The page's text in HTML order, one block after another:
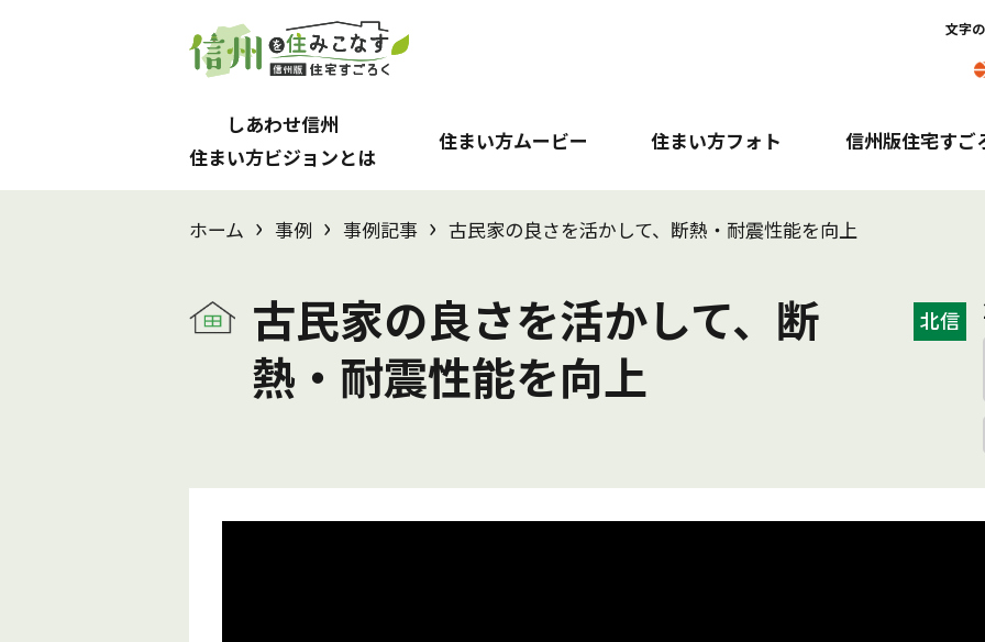
文字
しあわせ信州
住まい方ビジョンとは
住まい方ムービー 住まい方フォト 信州版住宅すご
ホーム › 事例 › 事例記事 › 古民家の良さを活かして、断熱・耐震性能を向上
古民家の良さを活かして、断
熱・耐震性能を向上
北信